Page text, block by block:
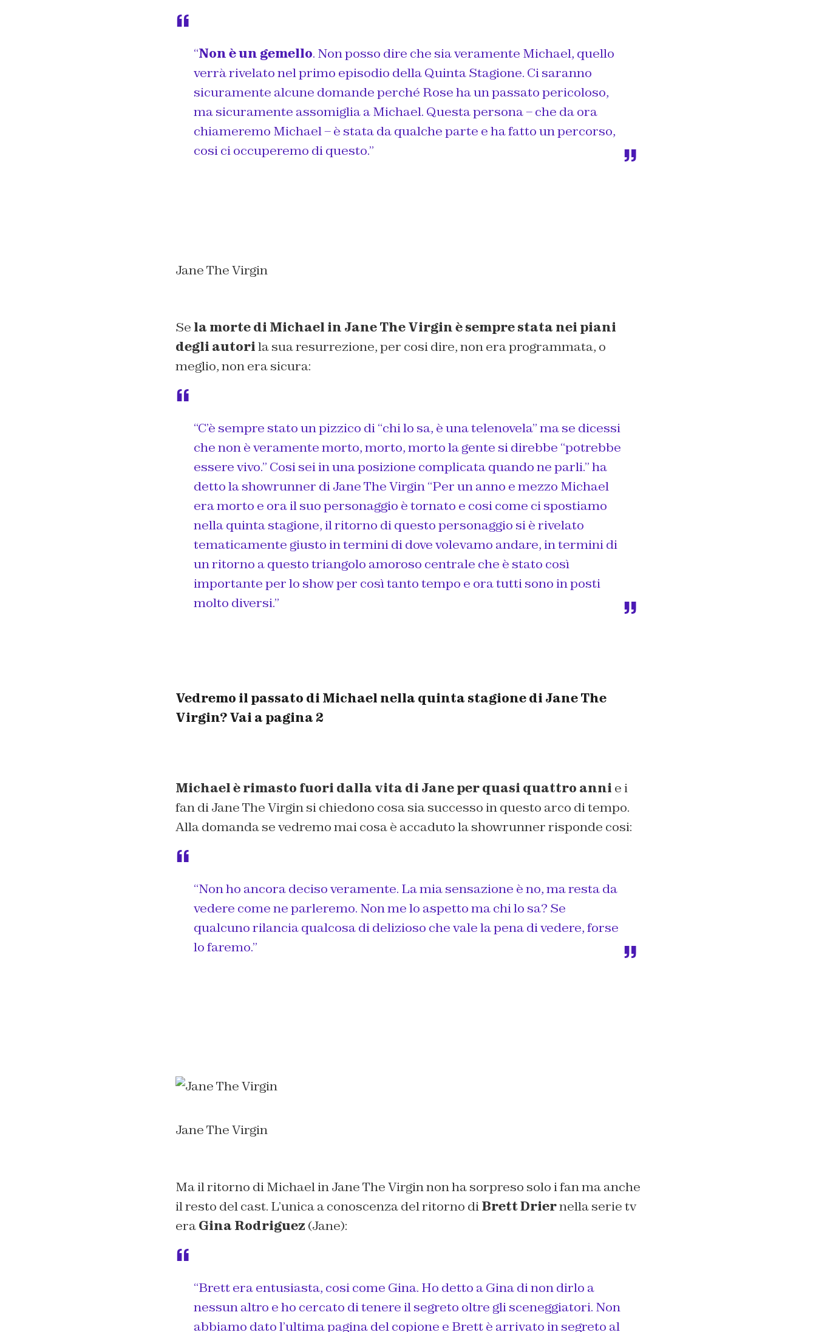
“Non è un gemello. Non posso dire che sia veramente Michael, quello
verrà rivelato nel primo episodio della Quinta Stagione. Ci saranno
sicuramente alcune domande perché Rose ha un passato pericoloso,
ma sicuramente assomiglia a Michael. Questa persona – che da ora
chiameremo Michael – è stata da qualche parte e ha fatto un percorso,
cosi ci occuperemo di questo.”
Jane The Virgin
Se la morte di Michael in Jane The Virgin è sempre stata nei piani
degli autorila sua resurrezione, per cosi dire, non era programmata, o
meglio, non era sicura:
“C’è sempre stato un pizzico di “chi lo sa, è una telenovela” ma se dicessi
che non è veramente morto, morto, morto la gente si direbbe “potrebbe
essere vivo.” Cosi sei in una posizione complicata quando ne parli.”ha
detto la showrunner di Jane The Virgin“Per un anno e mezzo Michael
era morto e ora il suo personaggio è tornato e cosi come ci spostiamo
nella quinta stagione, il ritorno di questo personaggio si è rivelato
tematicamente giusto in termini di dove volevamo andare, in termini di
un ritorno a questo triangolo amoroso centrale che è stato così
importante per lo show per così tanto tempo e ora tutti sono in posti
molto diversi.”
Vedremo il passato di Michael nella quinta stagione di Jane The
Virgin? Vai a pagina 2
Michael è rimasto fuori dalla vita di Jane per quasi quattro anni e i
fan di Jane The Virgin si chiedono cosa sia successo in questo arco di tempo.
Alla domanda se vedremo mai cosa è accaduto la showrunner risponde cosi:
“Non ho ancora deciso veramente. La mia sensazione è no, ma resta da
vedere come ne parleremo. Non me lo aspetto ma chi lo sa? Se
qualcuno rilancia qualcosa di delizioso che vale la pena di vedere, forse
lo faremo.”
Jane The Virgin
Ma il ritorno di Michael in Jane The Virgin non ha sorpreso solo i fan ma anche
il resto del cast. L’unica a conoscenza del ritorno diBrett Driernella serie tv
eraGina Rodriguez (Jane):
“Brett era entusiasta, cosi come Gina. Ho detto a Gina di non dirlo a
nessun altro e ho cercato di tenere il segreto oltre gli sceneggiatori. Non
abbiamo dato l’ultima pagina del copione e Brett è arrivato in segreto al